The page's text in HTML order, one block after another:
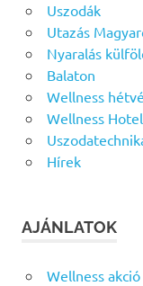
Uszodák
Utazás
Nyaralás
Balaton
Wellness
Wellness
Hírek
AJÁNLATOK
Wellness akció